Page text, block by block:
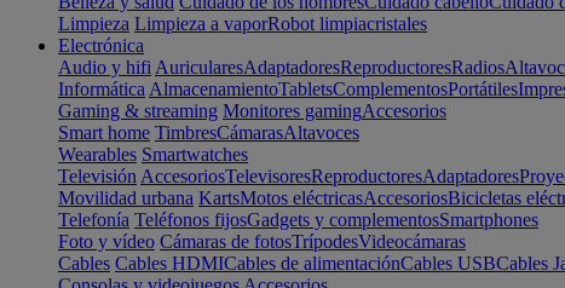
Limpieza Limpieza a vaporRobot limpiacristales
Electrónica
Audio y hifi AuricularesAdaptadoresReproductoresRadios
Informática AlmacenamientoTabletsComplementosPortátiles
Gaming & streaming Monitores gamingAccesorios
Smart home TimbresCámarasAltavoces
Wearables Smartwatches
Televisión AccesoriosTelevisoresReproductoresAdaptadores
Movilidad urbana KartsMotos eléctricasAccesoriosBicicletas
Telefonía Teléfonos fijosGadgets y complementosSmartphones
Foto y vídeo Cámaras de fotosTrípodesVideocámaras
Cables Cables HDMICables de alimentaciónCables USBCables